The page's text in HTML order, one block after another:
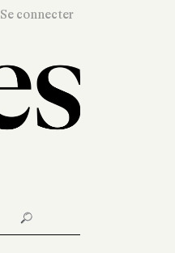
Se connecter
🔎